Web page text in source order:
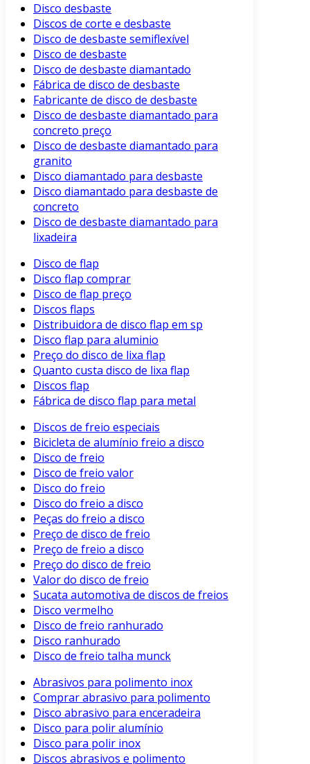
Disco desbaste
Discos de corte e desbaste
Disco de desbaste semiflexível
Disco de desbaste
Disco de desbaste diamantado
Fábrica de disco de desbaste
Fabricante de disco de desbaste
Disco de desbaste diamantado para
concreto preço
Disco de desbaste diamantado para
granito
Disco diamantado para desbaste
Disco diamantado para desbaste de
concreto
Disco de desbaste diamantado para
lixadeira
Disco de flap
Disco flap comprar
Disco de flap preço
Discos flaps
Distribuidora de disco flap em sp
Disco flap para aluminio
Preço do disco de lixa flap
Quanto custa disco de lixa flap
Discos flap
Fábrica de disco flap para metal
Discos de freio especiais
Bicicleta de alumínio freio a disco
Disco de freio
Disco de freio valor
Disco do freio
Disco do freio a disco
Peças do freio a disco
Preço de disco de freio
Preço de freio a disco
Preço do disco de freio
Valor do disco de freio
Sucata automotiva de discos de freios
Disco vermelho
Disco de freio ranhurado
Disco ranhurado
Disco de freio talha munck
Abrasivos para polimento inox
Comprar abrasivo para polimento
Disco abrasivo para enceradeira
Disco para polir alumínio
Disco para polir inox
Discos abrasivos e polimento